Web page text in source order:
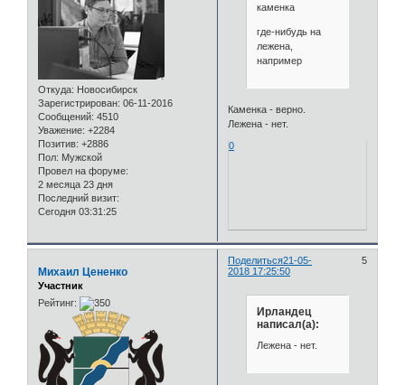
Откуда: Новосибирск
Зарегистрирован: 06-11-2016
Сообщений: 4510
Уважение: +2284
Позитив: +2886
Пол: Мужской
Провел на форуме:
2 месяца 23 дня
Последний визит:
Сегодня 03:31:25
каменка
где-нибудь на
лежена,
например
Каменка - верно.
Лежена - нет.
0
Поделиться 5
21-05-
2018 17:25:50
Михаил Цененко
Участник
Рейтинг:
Ирландец
написал(а):
Лежена - нет.